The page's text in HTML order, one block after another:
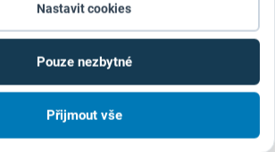
Nastavit cookies
Pouze nezbytné
Přijmout vše
nadechněte – pokud necítíte únik vzduchu, je
vše v pořádku.
Respirátornení určen pro ochranu před plyny
pevných a kapalných částic.
Vyměňujte respirátor